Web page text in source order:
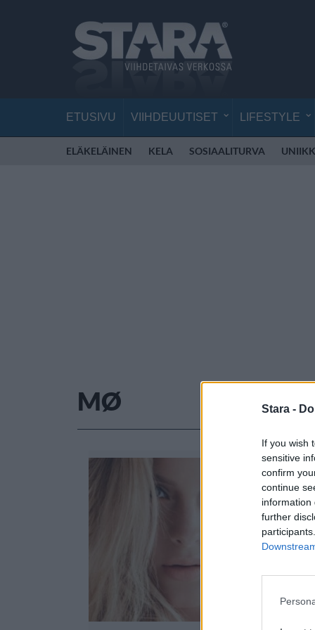
Stara -
If you wish
sensitive
confirm
continue
information
further
ETUSIVU VIIHDEUUTISET LIFESTYLE
ELÄKELÄINEN KELA SOSIAALITURVA
MØ